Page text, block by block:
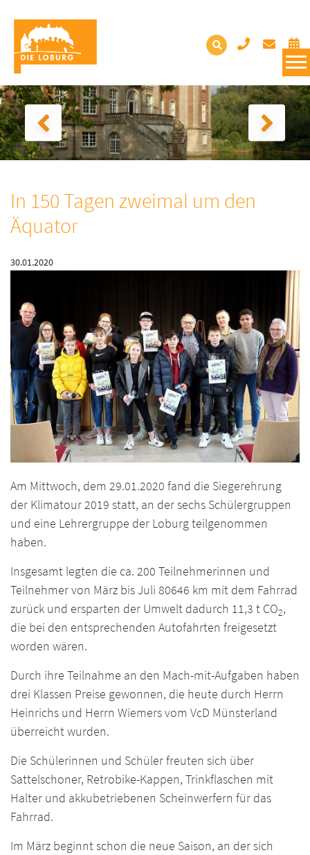
In 150 Tagen zweimal um den
Äquator
30.01.2020
Am Mittwoch, dem 29.01.2020 fand die Siegerehrung
der Klimatour 2019 statt, an der sechs Schülergruppen
und eine Lehrergruppe der Loburg teilgenommen
haben.
Insgesamt legten die ca. 200 Teilnehmerinnen und
Teilnehmer von März bis Juli 80646 km mit dem Fahrrad
zurück und ersparten der Umwelt dadurch 11,3 t CO2,
die bei den entsprechenden Autofahrten freigesetzt
worden wären.
Durch ihre Teilnahme an den Mach-mit-Aufgaben haben
drei Klassen Preise gewonnen, die heute durch Herrn
Heinrichs und Herrn Wiemers vom VcD Münsterland
überreicht wurden.
Die Schülerinnen und Schüler freuten sich über
Sattelschoner, Retrobike-Kappen, Trinkflaschen mit
Halter und akkubetriebenen Scheinwerfern für das
Fahrrad.
Im März beginnt schon die neue Saison, an der sich